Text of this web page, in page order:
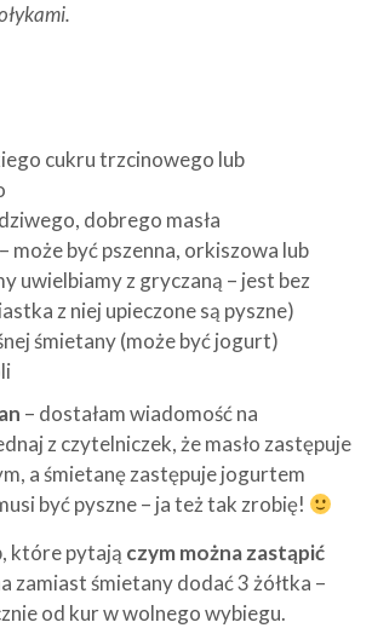
cukru trzcinowego lub
dobrego masła
może być pszenna, orkiszowa lub
uwielbiamy z gryczaną – jest bez
z niej upieczone są pyszne)
śmietany (może być jogurt)
– dostałam wiadomość na
z czytelniczek, że masło zastępuje
a śmietanę zastępuje jogurtem
być pyszne – ja też tak zrobię!
które pytają czym można zastąpić
zamiast śmietany dodać 3 żółtka –
od kur w wolnego wybiegu.